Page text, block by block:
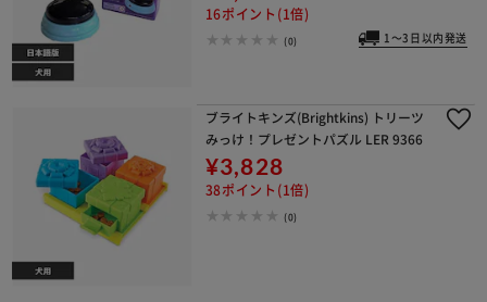
16ポイント(1倍)
(0) 1～3日以内発送
ブライトキンズ(Brightkins) トリーツ
みっけ！プレゼントパズル LER 9366
¥3,828
38ポイント(1倍)
(0)